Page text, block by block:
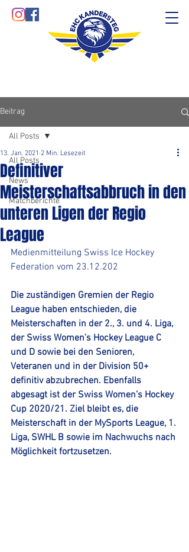
Beitrag
All Posts
News
Matchberichte
All Posts
Definitiver
Meisterschaftsabbruch in den
unteren Ligen der Regio
League
13. Jan. 2021 2 Min. Lesezeit
Medienmitteilung Swiss Ice Hockey
Federation vom 23.12.202
Die zuständigen Gremien der Regio
League haben entschieden, die
Meisterschaften in der 2., 3. und 4. Liga,
der Swiss Women’s Hockey League C
und D sowie bei den Senioren,
Veteranen und in der Division 50+
definitiv abzubrechen. Ebenfalls
abgesagt ist der Swiss Women’s Hockey
Cup 2020/21. Ziel bleibt es, die
Meisterschaft in der MySports League, 1.
Liga, SWHL B sowie im Nachwuchs nach
Möglichkeit fortzusetzen.